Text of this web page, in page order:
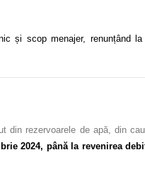
și scop menajer, renunțând
din rezervoarele de apă, din
2024, până la revenirea